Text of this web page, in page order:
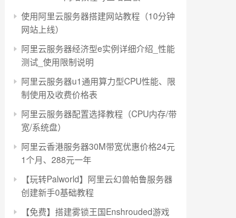
使用阿里云服务器搭建网站教程（10分钟
网站上线）
阿里云服务器经济型e实例详细介绍_性能
测试_使用限制说明
阿里云服务器u1通用算力型CPU性能、限
制使用及收费价格表
阿里云服务器配置选择教程（CPU内存/带
宽/系统盘）
阿里云香港服务器30M带宽优惠价格24元
1个月、288元一年
【玩转Palworld】阿里云幻兽帕鲁服务器
创建新手0基础教程
【免费】搭建雾锁王国Enshrouded游戏